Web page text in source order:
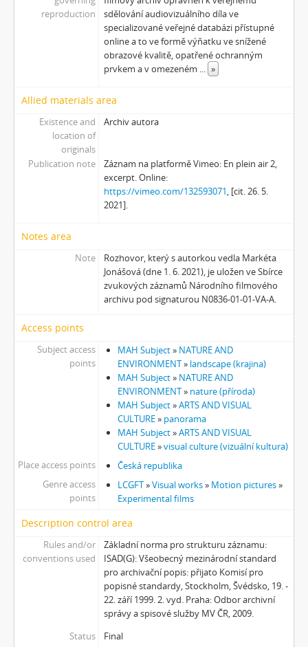
[Subseries] Kapusta
[Subseries] Turista
[Subseries] Dům daleko
[Subseries] Bosákové hody
[Subseries] Wilsonova svatba
[Subseries] Zkušebna v Argentinské
[Subseries] Hanibalova svatba
[Subseries] Klukovice, Bondy
[Subseries] Samizdat
[Subseries] Psychodrama
[Subseries] Mumlava
[Subseries] Cesta
[Subseries] Braunův betlém
[Subseries] Javorovým dolem
[Subseries] Milada
[Subseries] Image Maker
[Subseries] 28 stotín Synagógy
[Subseries] Z lásky
[Subseries] Parkovací smyčka
[Subseries] Otevřeno zavřeno otevřeno zavřeno...
[Subseries] Klatov
[Subseries] Jizvy, jiskry, jistoty
[Subseries] Země, světlo, vzduch
[Subseries] Malování do vzduchu
[Subseries] Slovo
[Subseries] Virtuální opona
[Subseries] Grafika podzimu
[Subseries] Yes No Yes
[Subseries] Zrcadlo času
[Subseries] Píseň hlemýžďů jdoucích na pohřeb
[Subseries] Abstraktní animace ze 60. let
[Subseries] Flare up
reproduction
sdělování audiovizuálního díla ve
specializované veřejné databázi přístupné
online a to ve formě výňatku ve snížené
obrazové kvalitě, opatřené ochranným
prvkem a v omezeném ... »
Allied materials area
Existence and
location of
originals
Archiv autora
Publication note
Záznam na platformě Vimeo: En plein air 2,
excerpt. Online:
https://vimeo.com/132593071, [cit. 26. 5.
2021].
Notes area
Note
Rozhovor, který s autorkou vedla Markéta
Jonášová (dne 1. 6. 2021), je uložen ve Sbírce
zvukových záznamů Národního filmového
archivu pod signaturou N0836-01-01-VA-A.
Access points
Subject access
points
MAH Subject» NATURE AND
ENVIRONMENT» landscape (krajina)
MAH Subject» NATURE AND
ENVIRONMENT» nature (příroda)
MAH Subject»ARTS AND VISUAL
CULTURE» panorama
MAH Subject»ARTS AND VISUAL
CULTURE»visual culture (vizuální kultura)
Place access points
Česká republika
Genre access
points
LCGFT»Visual works» Motion pictures»
Experimental films
Description control area
Rules and/or
conventions used
Základní norma pro strukturu záznamu:
ISAD(G): Všeobecný mezinárodní standard
pro archivační popis: přijato Komisí pro
popisné standardy, Stockholm, Švédsko, 19. -
22. září 1999. 2. vyd. Praha: Odbor archivní
správy a spisové služby MV ČR, 2009.
Status
Final